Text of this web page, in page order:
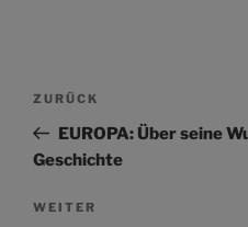
Beitragsnavigation
Vorheriger
Beitrag
ZURÜCK
EUROPA: Über seine
Geschichte
Nächster
WEITER